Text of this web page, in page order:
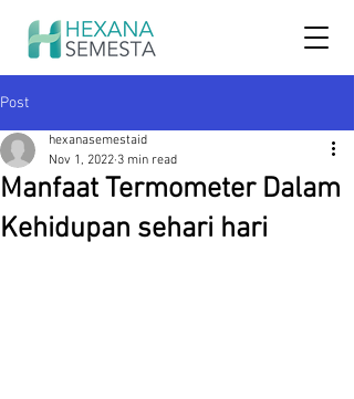
Post
Manfaat Termometer Dalam
Kehidupan sehari hari
hexanasemestaid
Nov 1, 2022 3 min read